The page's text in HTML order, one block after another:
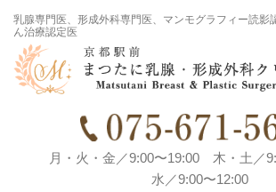
乳腺専門医、形成外科専門医、マンモグラフィー読影
ん治療認定医
月・火・金／9:00〜19:00 木・土／
水／9:00〜12:00